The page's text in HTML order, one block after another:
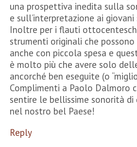
una prospettiva inedita sulla
e sull’interpretazione ai
Inoltre per i flauti
strumenti originali che
anche con piccola spesa e
è molto più che avere solo
ancorché ben eseguite (o
Complimenti a Paolo Dalmoro
sentire le bellissime sonorità
nel nostro bel Paese!
Reply